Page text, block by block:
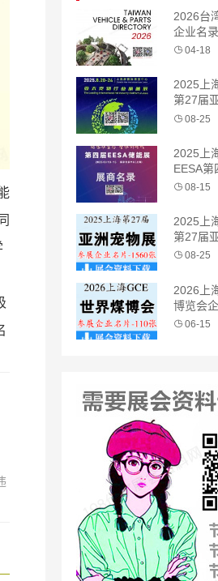
2026台
企业名
配 汽车
04-18
2025上
第27届
参展商
08-25
2025上
EESA第
储能展
08-15
2025上
第27届
企业名
08-25
2026上
博览会
张】06-15